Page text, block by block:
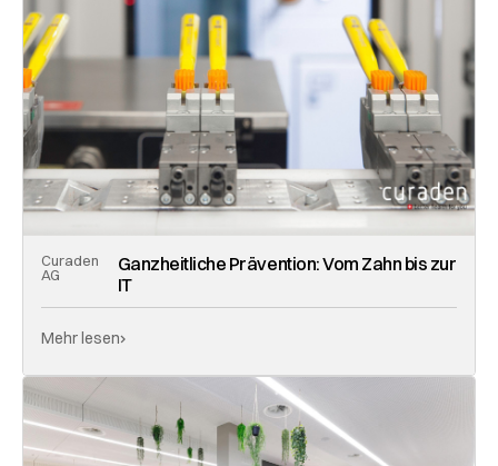
Curaden
AG
Ganzheitliche Prävention: Vom Zahn bis zur
IT
Mehr lesen